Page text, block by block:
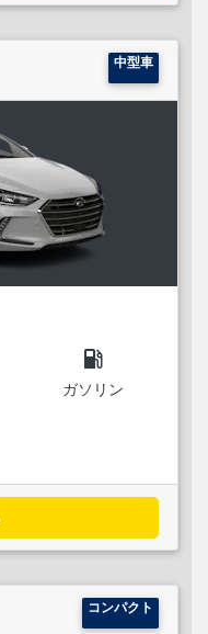
中型車
local_gas_station
ガソリン
コンパクト